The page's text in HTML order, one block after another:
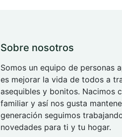
Sobre nosotros
Somos un equipo de personas
es mejorar la vida de todos a
asequibles y bonitos. Nacimos
familiar y así nos gusta
generación seguimos
novedades para ti y tu hogar.